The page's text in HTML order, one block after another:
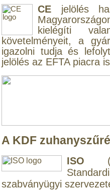
CE jelölés
kielégíti
követelményeit, a
igazolni tudja és
jelölés az EFTA piacra
A KDF
ISO
szabványügyi